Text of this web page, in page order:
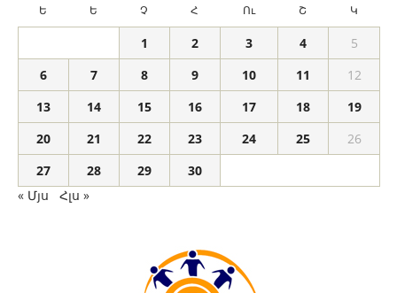
Ե Ե Չ Հ Ու Շ Կ
1 2 3 4
5
6
7 8 9 10 11
12
13
14 15 16 17 18
19
20
21 22 23 24 25
26
27
28 29
30
« Մյս
Հլս »